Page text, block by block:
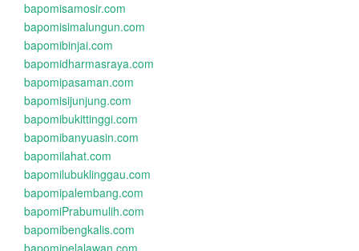
bapomisamosir.com
bapomisimalungun.com
bapomibinjai.com
bapomidharmasraya.com
bapomipasaman.com
bapomisijunjung.com
bapomibukittinggi.com
bapomibanyuasin.com
bapomilahat.com
bapomilubuklinggau.com
bapomipalembang.com
bapomiPrabumulih.com
bapomibengkalis.com
bapomipelalawan.com